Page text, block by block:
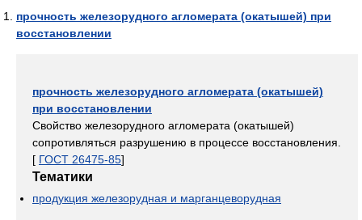
прочность железорудного агломерата (окатышей) при
восстановлении
прочность железорудного агломерата (окатышей)
при восстановлении
Свойство железорудного агломерата (окатышей)
сопротивляться разрушению в процессе восстановления.
[ ГОСТ 26475-85]
Тематики
продукция железорудная и марганцеворудная